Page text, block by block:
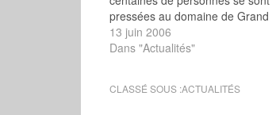
pressées au domaine de Grand
maisons dès 9h pour assister à la
messe traditionnelle, découvrir les
presse amie, pour assister au…
13 juin 2006
Dans "Actualités"
CLASSÉ SOUS :ACTUALITÉS